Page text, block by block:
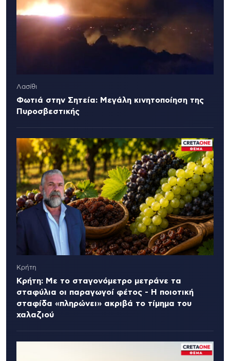
Λασίθι
Φωτιά στην Σητεία: Μεγάλη κινητοποίηση της
Πυροσβεστικής
Κρήτη
Κρήτη: Με το σταγονόμετρο μετράνε τα
σταφύλια οι παραγωγοί φέτος - Η ποιοτική
σταφίδα «πληρώνει» ακριβά το τίμημα του
χαλαζιού